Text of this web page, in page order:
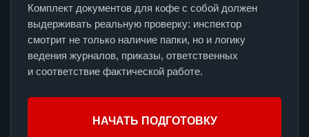
Комплект документов для кофе с собой должен
выдерживать реальную проверку: инспектор
смотрит не только наличие папки, но и логику
ведения журналов, приказы, ответственных
и соответствие фактической работе.
НАЧАТЬ ПОДГОТОВКУ